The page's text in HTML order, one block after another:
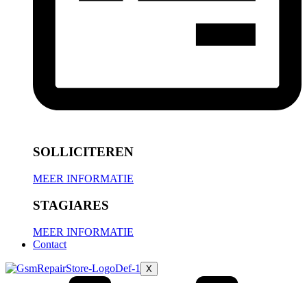
SOLLICITEREN
MEER INFORMATIE
STAGIARES
MEER INFORMATIE
Contact
X